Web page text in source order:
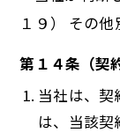
１９） その
第１４条（契
当社は、契
は、当該契